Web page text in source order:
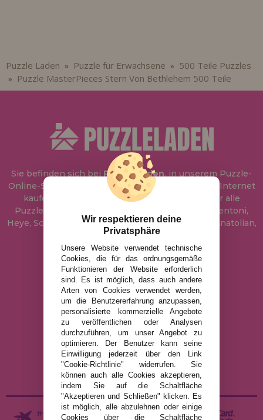
Puzzle Laden » Puzzle für Erwachsene » 500 Teile Puzzles
» Puzzle MasterPieces Stern Von Bethlehem 500 Teile
Sie befinden sich bei Puzzle Laden, in unserem Puzzle-
Online-Shop, wo Sie Puzzle zum besten Preis im Internet
kaufen können. In unserem Katalog führen wir alle
Puzzles der Marken Educa, Ravensburger, Clementoni,
Heye, Schmidt, Castorland, Jumbo, Trefl, Piatnik, Anatolian,
Art Puzzle, Gibsons und viele mehr.
info@puzzleladen.de
RECHTLICHE HINWEISE
DATENSCHUTZRICHTLINIE
COOKIE-RICHTLINIE
VERSAND UND RÜCKGABE
RÜCKGABE / WIDERRUF
Wir respektieren deine
Privatsphäre
Unsere Website verwendet technische
Cookies, die für das ordnungsgemäße
Funktionieren der Website erforderlich
sind. Es ist möglich, dass auch andere
Arten von Cookies verwendet werden,
um die Benutzererfahrung anzupassen,
personalisierte kommerzielle Angebote
zu veröffentlichen oder Analysen
durchzuführen, um unser Angebot zu
optimieren. Der Benutzer kann seine
Einwilligung jederzeit über den Link
"Cookie-Richtlinie" widerrufen. Sie
können auch alle Cookies akzeptieren,
indem Sie auf die Schaltfläche
"Akzeptieren und Schließen" klicken. Es
ist möglich, alle abzulehnen oder einige
Cookies über die Schaltfläche